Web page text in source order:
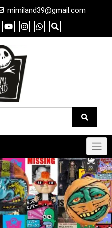
mimiland39@gmail.com